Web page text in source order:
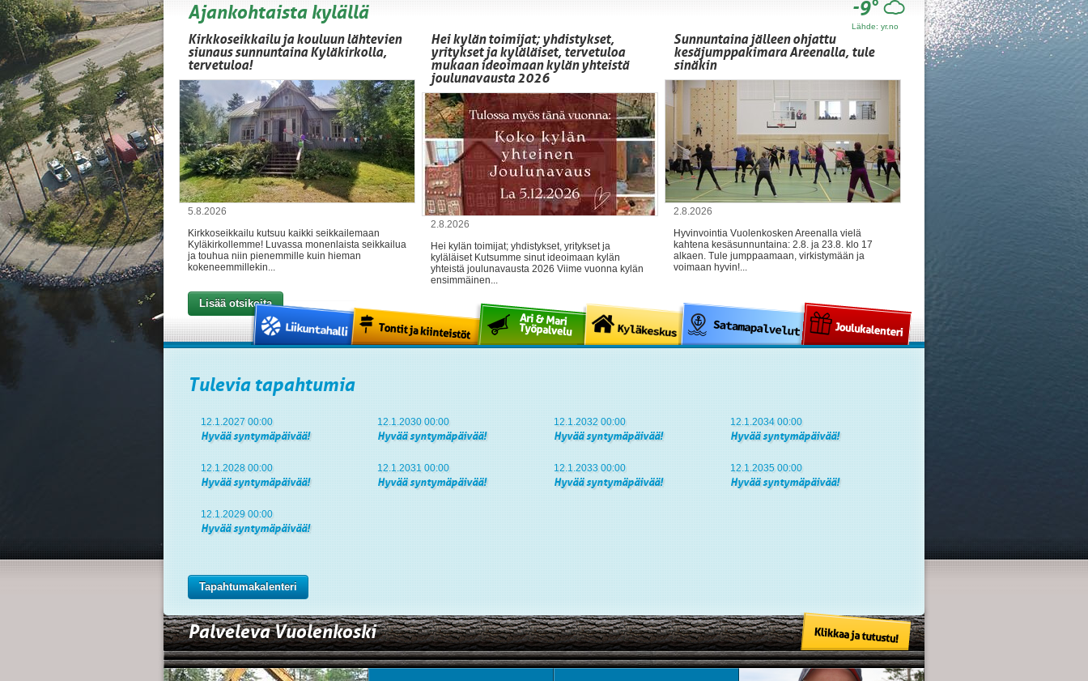
-9°
Lähde: yr.no
Ajankohtaista kylällä
Kirkkoseikkailu ja kouluun lähtevien
siunaus sunnuntaina Kyläkirkolla,
tervetuloa!
5.8.2026
Kirkkoseikkailu kutsuu kaikki seikkailemaan
Kyläkirkollemme! Luvassa monenlaista seikkailua
ja touhua niin pienemmille kuin hieman
kokeneemmillekin...
Hei kylän toimijat; yhdistykset,
yritykset ja kyläläiset, tervetuloa
mukaan ideoimaan kylän yhteistä
joulunavausta 2026
2.8.2026
Hei kylän toimijat; yhdistykset, yritykset ja
kyläläiset Kutsumme sinut ideoimaan kylän
yhteistä joulunavausta 2026 Viime vuonna kylän
ensimmäinen...
Sunnuntaina jälleen ohjattu
kesäjumppakimara Areenalla, tule
sinäkin
2.8.2026
Hyvinvointia Vuolenkosken Areenalla vielä
kahtena kesäsunnuntaina: 2.8. ja 23.8. klo 17
alkaen. Tule jumppaamaan, virkistymään ja
voimaan hyvin!...
Lisää otsikoita
Tulevia tapahtumia
12.1.2027 00:00
Hyvää syntymäpäivää!
12.1.2028 00:00
Hyvää syntymäpäivää!
12.1.2029 00:00
Hyvää syntymäpäivää!
12.1.2030 00:00
Hyvää syntymäpäivää!
12.1.2031 00:00
Hyvää syntymäpäivää!
12.1.2032 00:00
Hyvää syntymäpäivää!
12.1.2033 00:00
Hyvää syntymäpäivää!
12.1.2034 00:00
Hyvää syntymäpäivää!
12.1.2035 00:00
Hyvää syntymäpäivää!
Tapahtumakalenteri
Palveleva Vuolenkoski